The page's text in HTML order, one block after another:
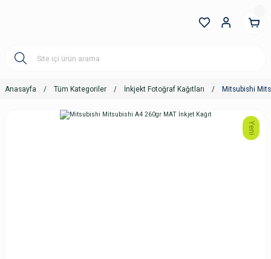
Anasayfa Tüm Kategoriler İnkjekt Fotoğraf Kağıtları Mitsubishi
Yeni